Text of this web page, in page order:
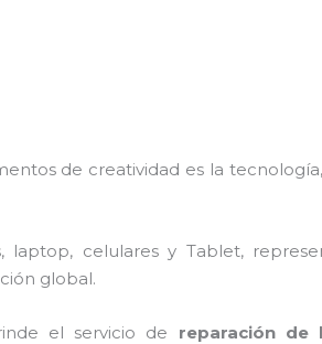
de creatividad es la
celulares y Tablet,
global.
el servicio de reparación de